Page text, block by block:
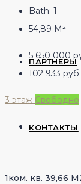
ПАРТНЕРЫ
КОНТАКТЫ
Bath: 1
54,89 М²
5 650 000
102 933
3 этаж Свободно
1ком. кв. 39,66